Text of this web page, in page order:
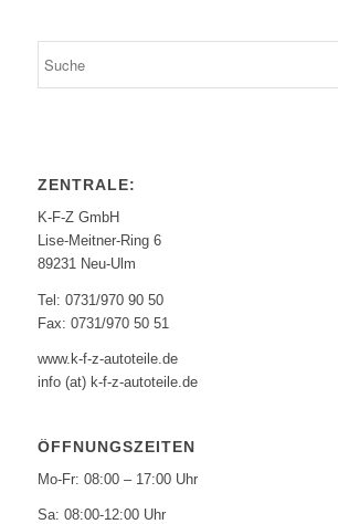
ZENTRALE:
K-F-Z GmbH
Lise-Meitner-Ring 6
89231 Neu-Ulm
Tel: 0731/970 90 50
Fax: 0731/970 50 51
www.k-f-z-autoteile.de
info (at) k-f-z-autoteile.de
ÖFFNUNGSZEITEN
Mo-Fr: 08:00 – 17:00 Uhr
Sa: 08:00-12:00 Uhr